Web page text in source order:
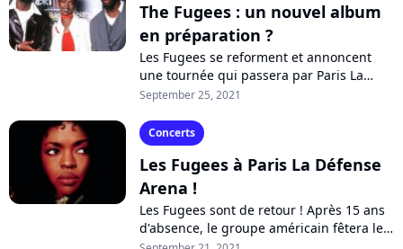
The Fugees : un nouvel album
en préparation ?
Les Fugees se reforment et annoncent
une tournée qui passera par Paris La
Défense Arena le 4 décembre. En plus de
September 25, 2021
Concerts
Les Fugees à Paris La Défense
Arena !
Les Fugees sont de retour ! Après 15 ans
d'absence, le groupe américain fêtera le